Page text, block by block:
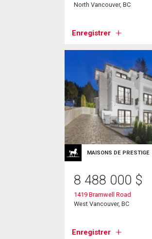
North Vancouver, BC
Enregistrer
MAISONS DE PRESTIGE
8 488 000 $
1419 Bramwell Road
West Vancouver, BC
Enregistrer